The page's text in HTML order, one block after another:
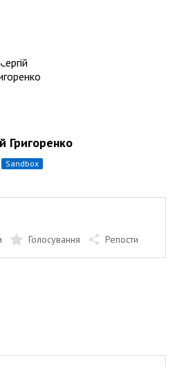
Григоренко
sandbox
Голосування Репости